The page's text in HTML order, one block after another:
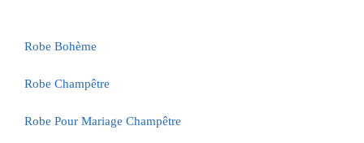
Robe Bohème
Robe Champêtre
Robe Pour Mariage Champêtre